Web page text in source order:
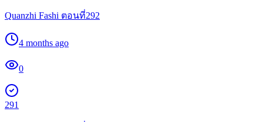
Quanzhi Fashi ตอนที่292
4 months ago
0
291